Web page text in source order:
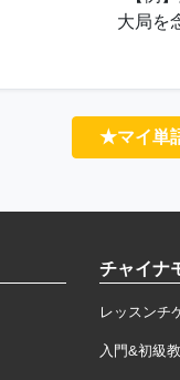
大局を
★マイ単
チャイナ
レッスンチ
入門&初級